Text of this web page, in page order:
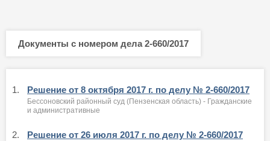
Документы с номером дела 2-660/2017
1. Решение от 8 октября 2017 г. по делу № 2-660/2017
Бессоновский районный суд (Пензенская область) - Гражданские
и административные
2. Решение от 26 июля 2017 г. по делу № 2-660/2017